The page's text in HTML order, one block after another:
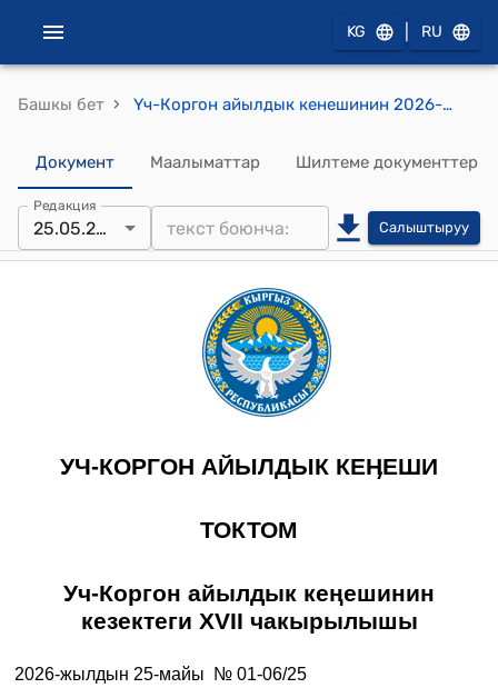
KG RU
Башкы бет › Үч-Коргон айылдык кенешинин 2026-жылдын 25-майындагы №01-06/25 "Үч-Коргон айыл аймагынын тургуну Абдураимов Ойбек Тоиржоновичке Үч-Коргон айыл аймагынын Белас участкасынан өздөштүрүү үчүн жер тилкесин ажратып берүү жөнүндө" токтому
Документ Маалыматтар Шилтеме документтер
Редакция
25.05.2026 Салыштыруу